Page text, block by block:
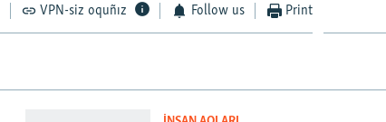
VPN-siz oquñız Follow us Print